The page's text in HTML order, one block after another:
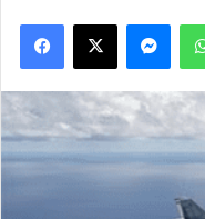
Facebook
X